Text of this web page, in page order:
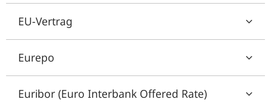
EU-Vertrag
Eurepo
Euribor (Euro Interbank Offered Rate)